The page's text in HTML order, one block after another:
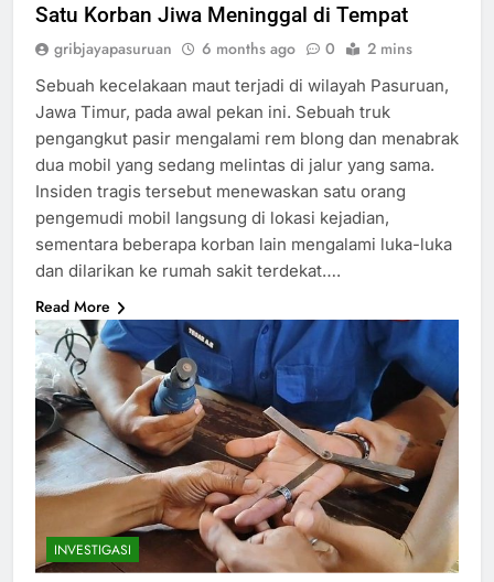
Satu Korban Jiwa Meninggal di Tempat
gribjayapasuruan 6 months ago 0 2 mins
Sebuah kecelakaan maut terjadi di wilayah Pasuruan,
Jawa Timur, pada awal pekan ini. Sebuah truk
pengangkut pasir mengalami rem blong dan menabrak
dua mobil yang sedang melintas di jalur yang sama.
Insiden tragis tersebut menewaskan satu orang
pengemudi mobil langsung di lokasi kejadian,
sementara beberapa korban lain mengalami luka-luka
dan dilarikan ke rumah sakit terdekat….
Read More
INVESTIGASI